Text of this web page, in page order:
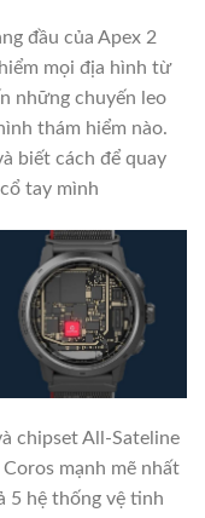
đầu của Apex 2
mọi địa hình từ
những chuyến leo
thám hiểm nào.
biết cách để quay
tay mình
chipset All-Sateline
mạnh mẽ nhất
5 hệ thống vệ tinh